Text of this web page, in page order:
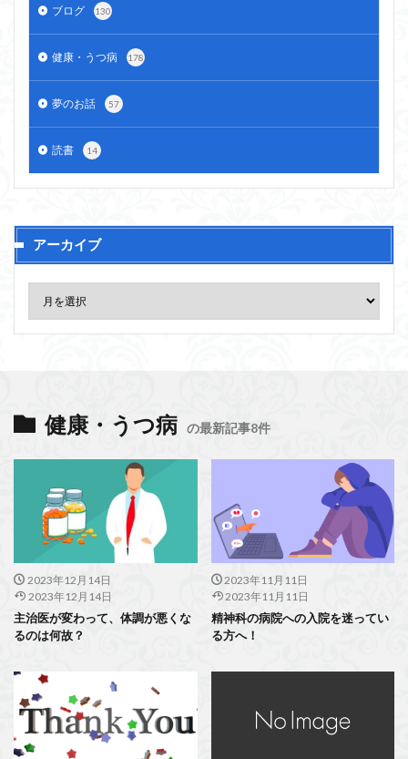
ブログ 130
健康・うつ病 178
夢のお話 57
読書 14
アーカイブ
健康・うつ病 の最新記事8件
2023年12月14日
2023年12月14日
主治医が変わって、体調が悪くな
るのは何故？
2023年11月11日
2023年11月11日
精神科の病院への入院を迷ってい
る方へ！